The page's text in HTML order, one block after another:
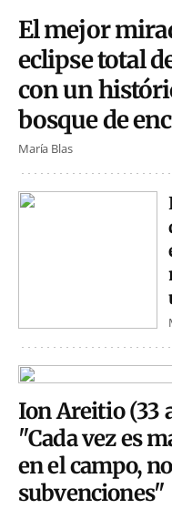
El mejor
eclipse total
con un
bosque de
María Blas
Ion Areitio (33
"Cada vez es
en el campo,
subvenciones"